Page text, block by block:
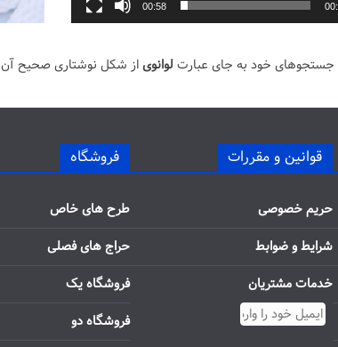
00:58
جستجوهای خود به جای عبارت لوانویاز شکل نوشتاری صحیح آن
قوانین و مقررات
حریم خصوصی
شرایط و ضوابط
خدمات مشتریان
فروشگاه
طرح های خاص
حراج های فصلی
فروشگاه یک
فروشگاه دو